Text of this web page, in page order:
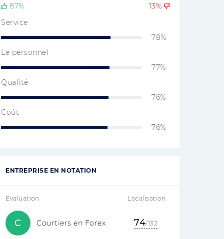
87%
13%
Service
78%
Le personnel
77%
Qualité
76%
Coût
76%
ENTREPRISE EN NOTATION
Evaluation Localisation
C Courtiers en Forex 74/132